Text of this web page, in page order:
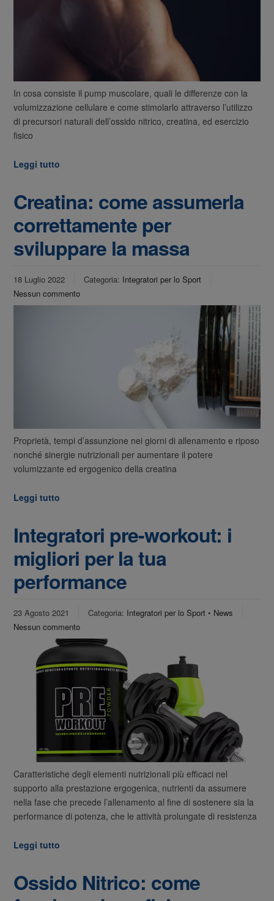
In cosa consiste il pump muscolare, quali le differenze con la
volumizzazione cellulare e come stimolarlo attraverso l’utilizzo
di precursori naturali dell’ossido nitrico, creatina, ed esercizio
fisico
Leggi tutto
Creatina: come assumerla
correttamente per
sviluppare la massa
18 Luglio 2022 Categoria: Integratori per lo Sport
Nessun commento
Proprietà, tempi d’assunzione nei giorni di allenamento e riposo
nonché sinergie nutrizionali per aumentare il potere
volumizzante ed ergogenico della creatina
Leggi tutto
Integratori pre-workout: i
migliori per la tua
performance
23 Agosto 2021 Categoria: Integratori per lo Sport • News
Nessun commento
Caratteristiche degli elementi nutrizionali più efficaci nel
supporto alla prestazione ergogenica, nutrienti da assumere
nella fase che precede l’allenamento al fine di sostenere sia la
performance di potenza, che le attività prolungate di resistenza
Leggi tutto
Ossido Nitrico: come